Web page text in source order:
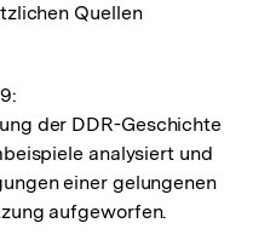
Quellen
der DDR-Geschichte
analysiert und
einer gelungenen
aufgeworfen.